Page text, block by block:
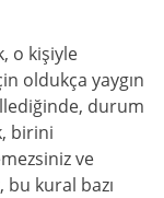
o kişiyle
oldukça yaygın
durum
birini
ve
kural bazı